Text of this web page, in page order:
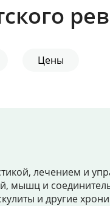
Цены
лечением и
мышц и
и другие